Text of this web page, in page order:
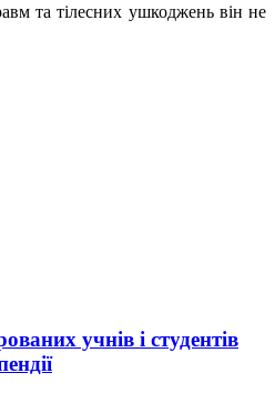
та тілесних ушкоджень він не
учнів і студентів